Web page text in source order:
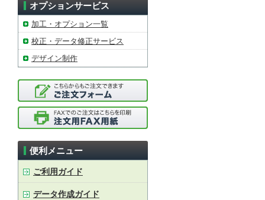
オプションサービス
加工・オプション一覧
校正・データ修正サービス
デザイン制作
便利メニュー
ご利用ガイド
データ作成ガイド